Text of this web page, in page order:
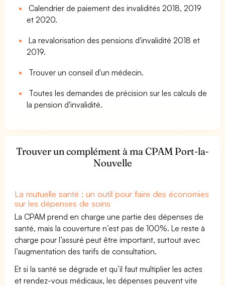
Calendrier de paiement des invalidités 2018, 2019
et 2020.
La revalorisation des pensions d'invalidité 2018 et
2019.
Trouver un conseil d'un médecin.
Toutes les demandes de précision sur les calculs de
la pension d'invalidité.
Trouver un complément à ma CPAM Port-la-
Nouvelle
La mutuelle santé : un outil pour faire des économies
sur les dépenses de soins
La CPAM prend en charge une partie des dépenses de
santé, mais la couverture n’est pas de 100%. Le reste à
charge pour l’assuré peut être important, surtout avec
l’augmentation des tarifs de consultation.
Et si la santé se dégrade et qu’il faut multiplier les actes
et rendez-vous médicaux, les dépenses peuvent vite